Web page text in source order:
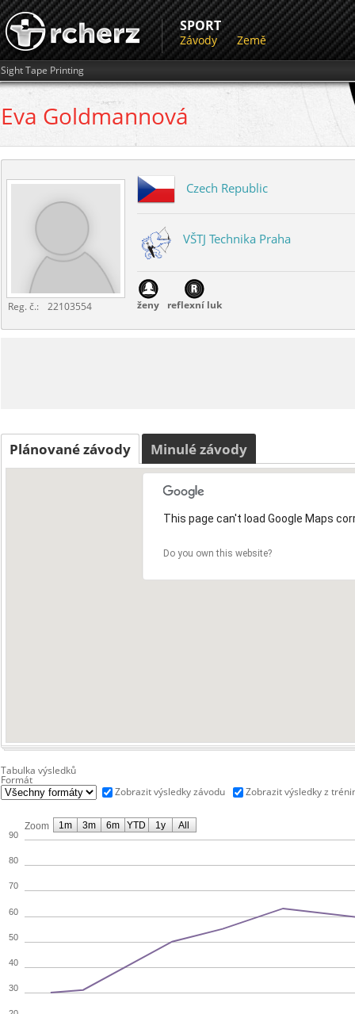
SPORT
Závody Země
Sight Tape Printing
Eva Goldmannová
Reg. č.: 22103554
Czech Republic
VŠTJ Technika Praha
ženy reflexní luk
Plánované závody Minulé závody
This page can't load Google Maps
Do you own this website?
Tabulka výsledků
Formát
Zobrazit výsledky závodu
Zobrazit výsledky z
Zoom
30
40
50
60
70
80
90
1m 3m 6m YTD 1y All